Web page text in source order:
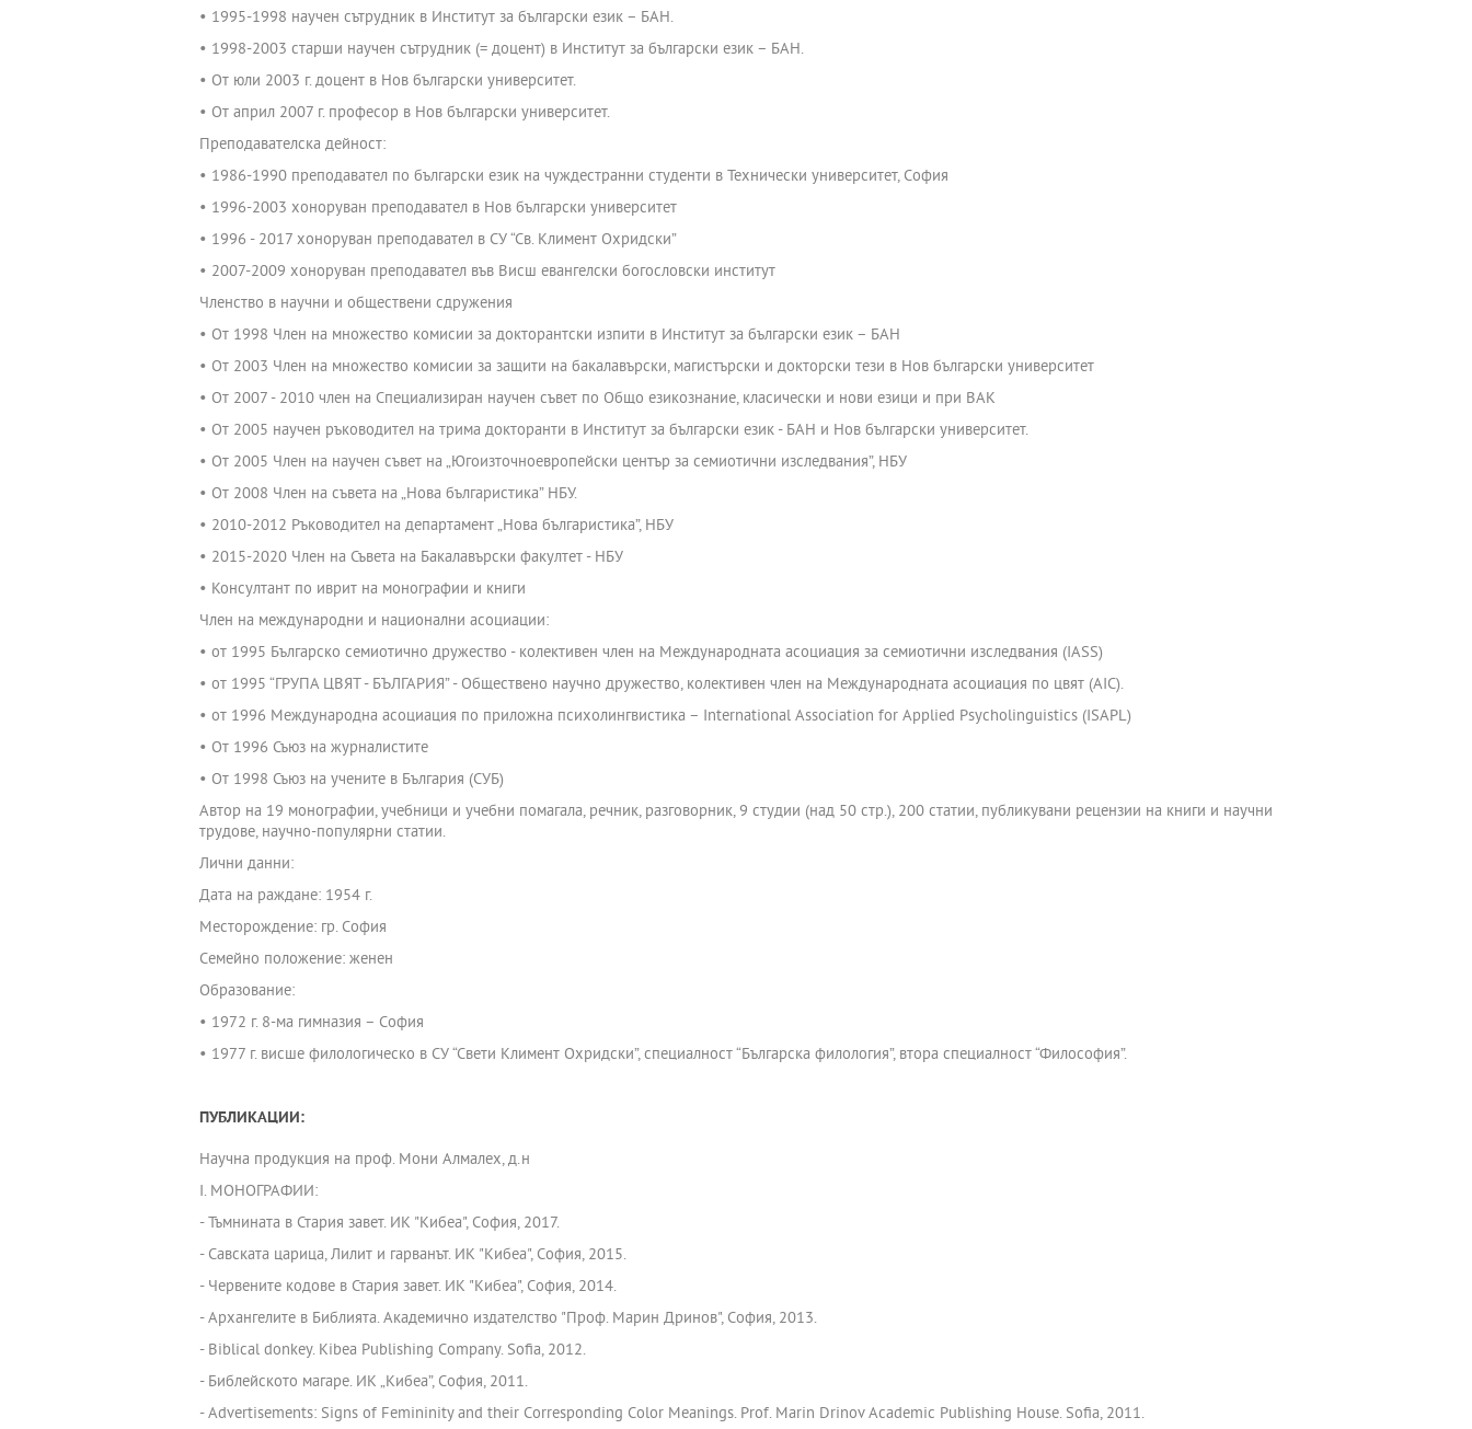
• 1995-1998 научен сътрудник в Институт за български език – БАН.
• 1998-2003 старши научен сътрудник (= доцент) в Институт за български език – БАН.
• От юли 2003 г. доцент в Нов български университет.
• От април 2007 г. професор в Нов български университет.
Преподавателска дейност:
• 1986-1990 преподавател по български език на чуждестранни студенти в Технически университет, София
• 1996-2003 хоноруван преподавател в Нов български университет
• 1996 - 2017 хоноруван преподавател в СУ “Св. Климент Охридски”
• 2007-2009 хоноруван преподавател във Висш евангелски богословски институт
Членство в научни и обществени сдружения
• От 1998 Член на множество комисии за докторантски изпити в Институт за български език – БАН
• От 2003 Член на множество комисии за защити на бакалавърски, магистърски и докторски тези в Нов български университет
• От 2007 - 2010 член на Специализиран научен съвет по Общо езикознание, класически и нови езици и при ВАК
• От 2005 научен ръководител на трима докторанти в Институт за български език - БАН и Нов български университет.
• От 2005 Член на научен съвет на „Югоизточноевропейски център за семиотични изследвания”, НБУ
• От 2008 Член на съвета на „Нова българистика” НБУ.
• 2010-2012 Ръководител на департамент „Нова българистика”, НБУ
• 2015-2020 Член на Съвета на Бакалавърски факултет - НБУ
• Консултант по иврит на монографии и книги
Член на международни и национални асоциации:
• от 1995 Българско семиотично дружество - колективен член на Международната асоциация за семиотични изследвания (IASS)
• от 1995 “ГРУПА ЦВЯТ - БЪЛГАРИЯ” - Обществено научно дружество, колективен член на Международната асоциация по цвят (AIC).
• от 1996 Международна асоциация по приложна психолингвистика – International Association for Applied Psycholinguistics (ISAPL)
• От 1996 Съюз на журналистите
• От 1998 Съюз на учените в България (СУБ)
Автор на 19 монографии, учебници и учебни помагала, речник, разговорник, 9 студии (над 50 стр.), 200 статии, публикувани рецензии на книги и научни
трудове, научно-популярни статии.
Лични данни:
Дата на раждане: 1954 г.
Месторождение: гр. София
Семейно положение: женен
Образование:
• 1972 г. 8-ма гимназия – София
• 1977 г. висше филологическо в СУ “Свети Климент Охридски”, специалност “Българска филология”, втора специалност “Философия”.
ПУБЛИКАЦИИ:
Научна продукция на проф. Мони Алмалех, д.н
І. МОНОГРАФИИ:
- Тъмнината в Стария завет. ИК "Кибеа", София, 2017.
- Савската царица, Лилит и гарванът. ИК "Кибеа", София, 2015.
- Червените кодове в Стария завет. ИК "Кибеа", София, 2014.
- Архангелите в Библията. Академично издателство "Проф. Марин Дринов", София, 2013.
- Biblical donkey. Kibea Publishing Company. Sofia, 2012.
- Библейското магаре. ИК „Кибеа”, София, 2011.
- Advertisements: Signs of Femininity and their Corresponding Color Meanings. Prof. Marin Drinov Academic Publishing House. Sofia, 2011.